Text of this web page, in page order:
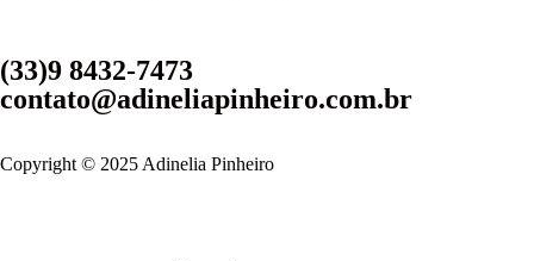
(33)9 8432-7473
contato@adineliapinheiro.com.br
Copyright © 2025 Adinelia Pinheiro